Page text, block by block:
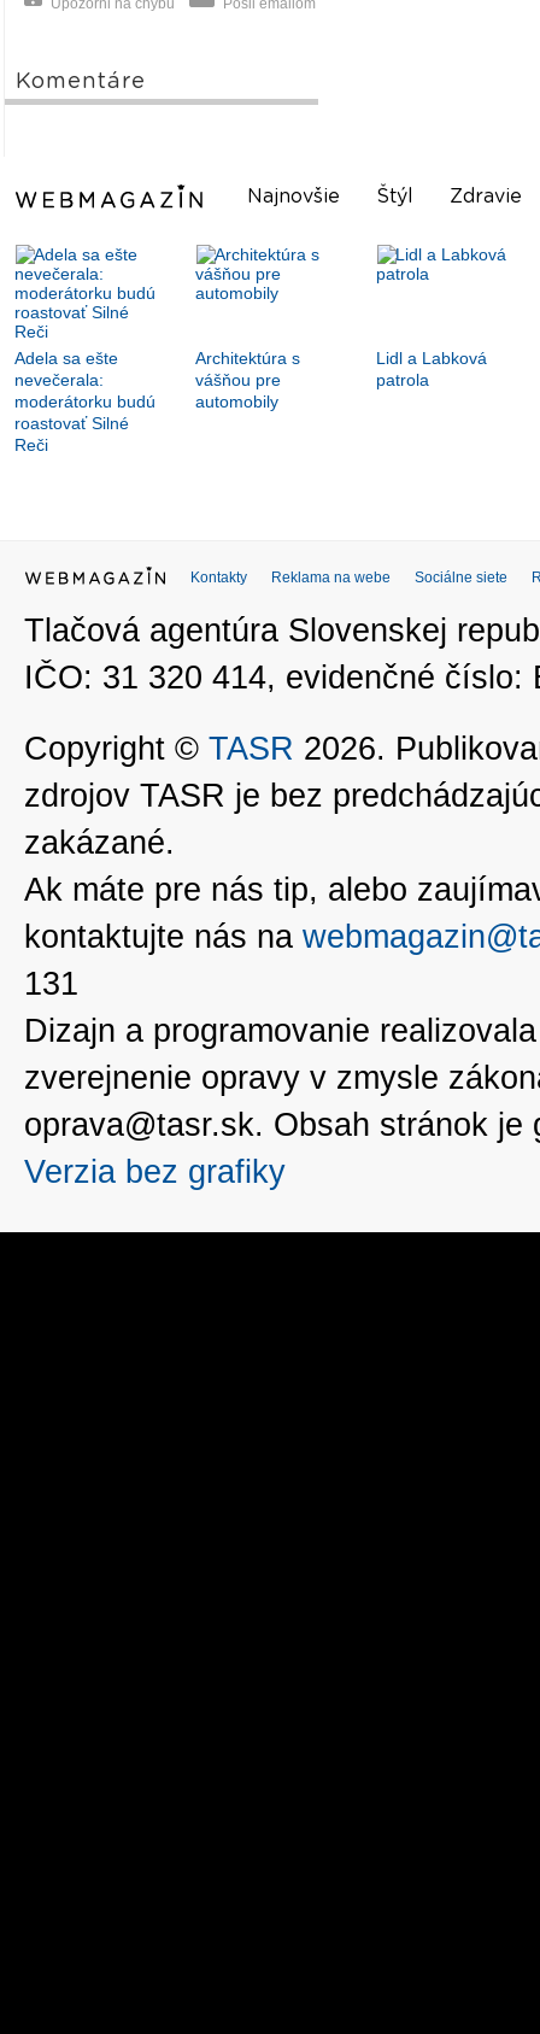
Upozorni na chybu Pošli emailom
Komentáre
Najnovšie Štýl Zdravie
Adela sa ešte
nevečerala:
moderátorku budú
roastovať Silné
Reči
Architektúra s
vášňou pre
automobily
Lidl a Labková
patrola
Kontakty Reklama na webe Sociálne siete
Tlačová agentúra Slovenskej
IČO: 31 320 414, evidenčné číslo:
Copyright © TASR 2026.
zdrojov TASR je bez
zakázané.
Ak máte pre nás tip, alebo
kontaktujte nás na
131
Dizajn a programovanie
zverejnenie opravy v zmysle
oprava@tasr.sk. Obsah stránok
Verzia bez grafiky